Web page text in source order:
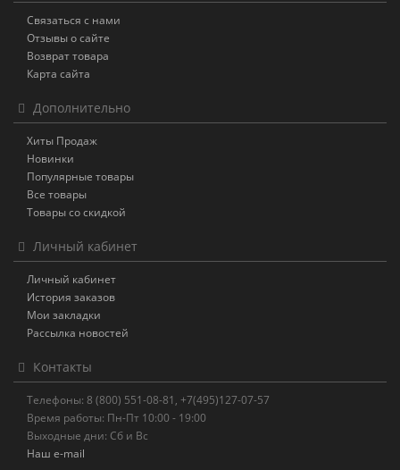
Связаться с нами
Отзывы о сайте
Возврат товара
Карта сайта
Дополнительно
Хиты Продаж
Новинки
Популярные товары
Все товары
Товары со скидкой
Личный кабинет
Личный кабинет
История заказов
Мои закладки
Рассылка новостей
Контакты
Телефоны: 8 (800) 551-08-81, +7(495)127-07-57
Время работы: Пн-Пт 10:00 - 19:00
Выходные дни: Сб и Вс
Наш e-mail